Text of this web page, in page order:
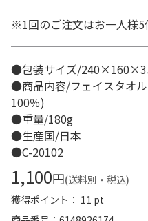
※1回のご注文はお一人様5
●包装サイズ/
●商品内容/フェイスタオ
100％)
●重量/180g
●生産国/日本
●C-20102
1,100円(送料別・税込)
獲得ポイント： 11 pt